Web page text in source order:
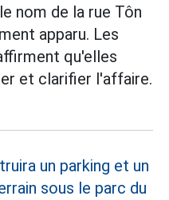
nom de la rue Tôn
apparu. Les
qu'elles
et clarifier l'affaire.